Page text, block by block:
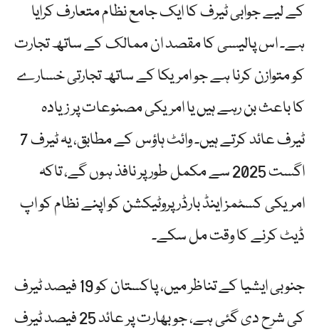
کے لیے جوابی ٹیرف کا ایک جامع نظام متعارف کرایا
ہے۔ اس پالیسی کا مقصد ان ممالک کے ساتھ تجارت
کو متوازن کرنا ہے جو امریکا کے ساتھ تجارتی خسارے
کا باعث بن رہے ہیں یا امریکی مصنوعات پر زیادہ
ٹیرف عائد کرتے ہیں۔ وائٹ ہاؤس کے مطابق، یہ ٹیرف 7
اگست 2025 سے مکمل طور پر نافذ ہوں گے، تاکہ
امریکی کسٹمز اینڈ بارڈر پروٹیکشن کو اپنے نظام کو اپ
ڈیٹ کرنے کا وقت مل سکے۔
جنوبی ایشیا کے تناظر میں، پاکستان کو 19 فیصد ٹیرف
کی شرح دی گئی ہے، جو بھارت پر عائد 25 فیصد ٹیرف